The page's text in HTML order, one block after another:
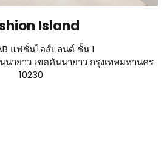
Island
แฟชั่นไอส์แลนด์ ชั้น 1
ายาว เขตคันนายาว กรุงเทพมหานคร
10230